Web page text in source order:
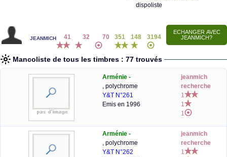
dispoliste
jeanmich 41 32 70 351 148 3194
Mancoliste de tous les timbres : 77 trouvés
Arménie -
, polychrome
Y&T N°261
Emis en 1996
jeanmich
recherche
1
1
1
Arménie -
, polychrome
Y&T N°262
jeanmich
recherche
1